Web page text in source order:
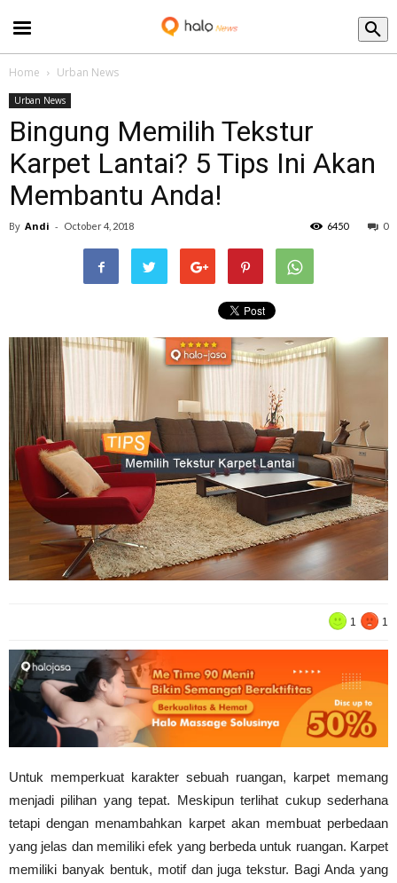
Home Urban News
Urban News
Bingung Memilih Tekstur
Karpet Lantai? 5 Tips Ini Akan
Membantu Anda!
By Andi - October 4, 2018 0
6450
1 1
Untuk memperkuat karakter sebuah ruangan, karpet memang
menjadi pilihan yang tepat. Meskipun terlihat cukup sederhana
tetapi dengan menambahkan karpet akan membuat perbedaan
yang jelas dan memiliki efek yang berbeda untuk ruangan. Karpet
memiliki banyak bentuk, motif dan juga tekstur. Bagi Anda yang